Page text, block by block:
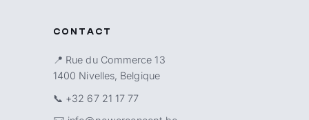
CONTACT
📍 Rue du Commerce 13
1400 Nivelles, Belgique
📞 +32 67 21 17 77